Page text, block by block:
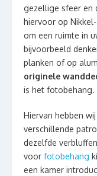
gezellige sfeer en
hiervoor op
om een ruimte in
bijvoorbeeld
planken of op
originele
is het fotobehang.
Hiervan hebben
verschillende
dezelfde
voor fotobehang
een kamer